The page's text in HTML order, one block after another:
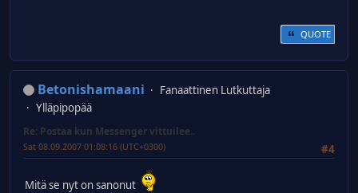
QUOTE
Betonishamaani
Fanaattinen Lutkuttaja
Ylläpipopää
Re: Postaa kun Messenger vittuilee..
#4
Sat 08.09.2007 01:08:16 (UTC+0300)
Mitä se nyt on sanonut